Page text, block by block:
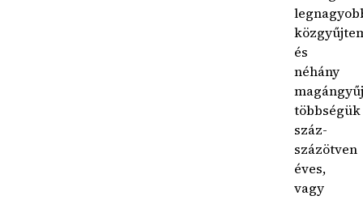
és
néhány
többségük
száz-
százötven
éves,
vagy